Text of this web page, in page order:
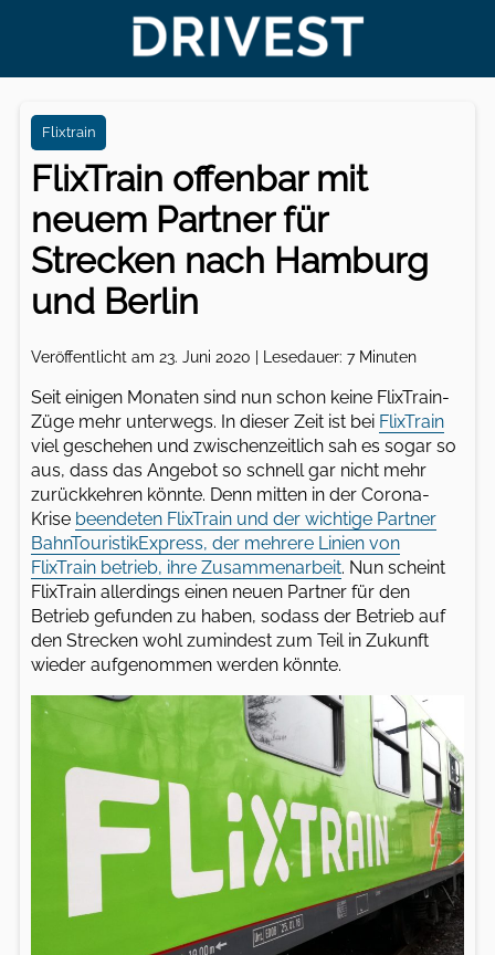
Flixtrain
FlixTrain offenbar mit
neuem Partner für
Strecken nach Hamburg
und Berlin
Veröffentlicht am 23. Juni 2020 | Lesedauer: 7 Minuten
Seit einigen Monaten sind nun schon keine FlixTrain-
Züge mehr unterwegs. In dieser Zeit ist bei FlixTrain
viel geschehen und zwischenzeitlich sah es sogar so
aus, dass das Angebot so schnell gar nicht mehr
zurückkehren könnte. Denn mitten in der Corona-
Krise beendeten FlixTrain und der wichtige Partner
BahnTouristikExpress, der mehrere Linien von
FlixTrain betrieb, ihre Zusammenarbeit. Nun scheint
FlixTrain allerdings einen neuen Partner für den
Betrieb gefunden zu haben, sodass der Betrieb auf
den Strecken wohl zumindest zum Teil in Zukunft
wieder aufgenommen werden könnte.